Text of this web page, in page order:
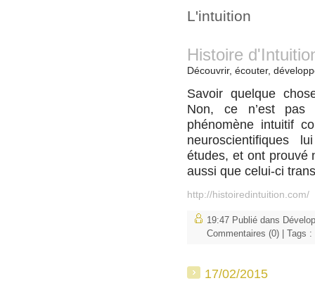
L'intuition
Histoire
Découvrir, écouter,
Savoir quelque
Non, ce n’est
phénomène intuitif
neuroscientifiques
études, et ont prouvé
aussi que celui-ci
http://histoiredintuition.com/
19:47 Publié dans
Commentaires (0) | Tags :
17/02/2015